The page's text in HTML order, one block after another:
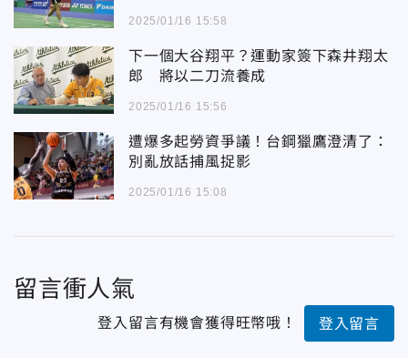
2025/01/16 15:58
下一個大谷翔平？運動家簽下森井翔太
郎 將以二刀流養成
2025/01/16 15:56
遭爆多起勞資爭議！台鋼獵鷹澄清了：
別亂放話捕風捉影
2025/01/16 15:08
留言衝人氣
登入留言有機會獲得旺幣哦！ 登入留言